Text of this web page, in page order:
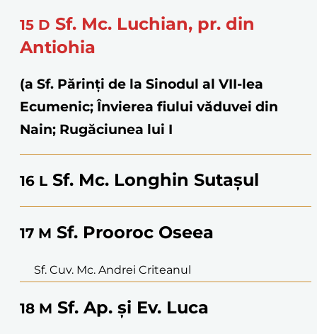
15 D Sf. Mc. Luchian, pr. din
Antiohia
(a Sf. Părinţi de la Sinodul al VII-lea
Ecumenic; Învierea fiului văduvei din
Nain; Rugăciunea lui I
16 L Sf. Mc. Longhin Sutașul
17 M Sf. Prooroc Oseea
Sf. Cuv. Mc. Andrei Criteanul
18 M Sf. Ap. și Ev. Luca